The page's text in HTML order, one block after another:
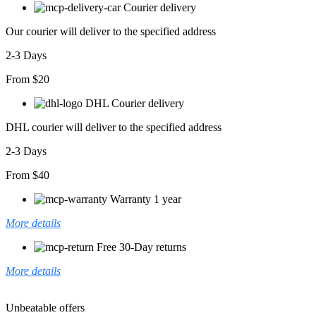
Midi
Elbise
Courier delivery
Our courier will deliver to the specified address
2-3 Days
From $20
DHL Courier delivery
DHL courier will deliver to the specified address
2-3 Days
From $40
Warranty 1 year
More details
Free 30-Day returns
More details
Unbeatable offers